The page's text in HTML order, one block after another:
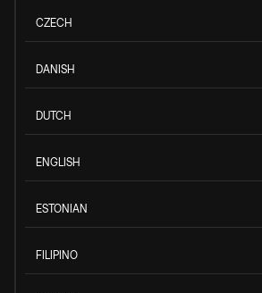
CZECH
DANISH
DUTCH
ENGLISH
ESTONIAN
FILIPINO